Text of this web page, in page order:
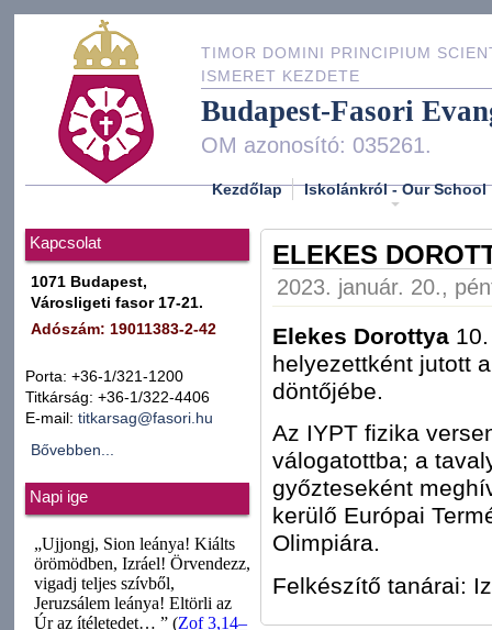
TIMOR DOMINI PRINCIPIUM
ISMERET KEZDETE
Budapest-Fasori
OM azonosító: 035261.
Kezdőlap Iskolánkról - Our School
Kapcsolat
1071 Budapest,
Városligeti fasor 17-21.
Adószám: 19011383-2-42
Porta: +36-1/321-1200
Titkárság: +36-1/322-4406
E-mail: titkarsag@fasori.hu
Bővebben...
Napi ige
ELEKES
2023. január. 20.,
Elekes Dorottya
helyezettként jutott
döntőjébe.
Az IYPT fizika
válogatottba; a
győzteseként
kerülő Európai
Olimpiára.
Felkészítő tanárai: